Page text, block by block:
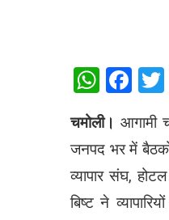
चमोली। आगामी
जनपद भर में
व्यापार संघ,
बिष्ट ने